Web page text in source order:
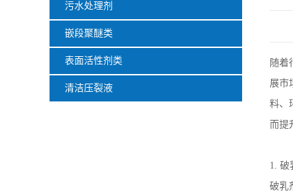
污水处理剂
嵌段聚醚类
表面活性剂类
清洁压裂液
随着
展市
料、
而提
1. 破
破乳